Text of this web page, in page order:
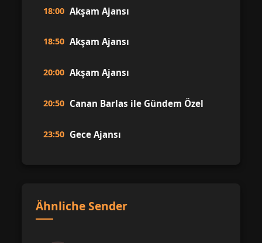
18:00 Akşam Ajansı
18:50 Akşam Ajansı
20:00 Akşam Ajansı
20:50 Canan Barlas ile Gündem Özel
23:50 Gece Ajansı
Ähnliche Sender